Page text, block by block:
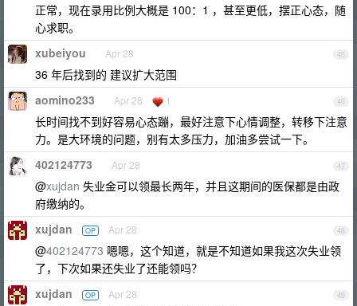
正常，现在录用比例大概是 100：1 ，甚至更低，摆正心态，随
心求职。
45
xubeiyou Apr 28
36 年后找到的 建议扩大范围
46
aomino233 Apr 28 1
长时间找不到好容易心态蹦，最好注意下心情调整，转移下注意
力。是大环境的问题，别有太多压力，加油多尝试一下。
47
402124773 Apr 28
@xujdan 失业金可以领最长两年，并且这期间的医保都是由政
府缴纳的。
48
xujdan OP Apr 28
@402124773 嗯嗯，这个知道，就是不知道如果我这次失业领
了，下次如果还失业了还能领吗？
49
xujdan OP Apr 28